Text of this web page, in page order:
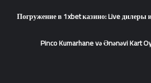
Погружение в 1xbet казино: Live дилеры
Pinco Kumarhane və Ənənəvi Kart